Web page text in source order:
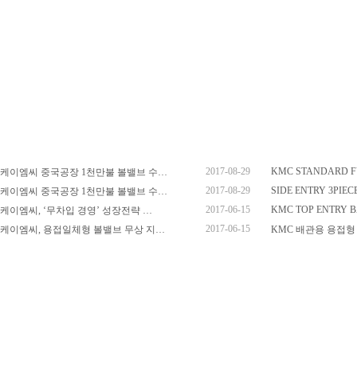
케이엠씨 중국공장 1천만불 볼밸브 수…
2017-08-29
케이엠씨 중국공장 1천만불 볼밸브 수…
2017-08-29
케이엠씨, ‘무차입 경영’ 성장전략 …
2017-06-15
케이엠씨, 용접일체형 볼밸브 무상 지…
2017-06-15
KMC STANDARD
SIDE ENTRY
KMC TOP ENTRY
KMC 배관용 용접